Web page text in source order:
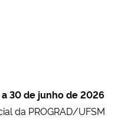
Humanos
a 30 de junho de 2026
da PROGRAD/UFSM